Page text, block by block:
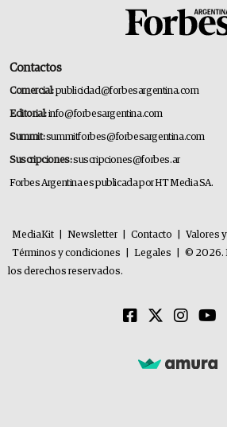
Contactos
Comercial:publicidad@forbesargentina.com
Editorial:info@forbesargentina.com
Summit:summitforbes@forbesargentina.com
Suscripciones:suscripciones@forbes.ar
Forbes Argentina es publicada por HT Media SA.
MediaKit Newsletter Contacto Valores
Términos y condiciones
Legales
© 2026.
los derechos reservados.